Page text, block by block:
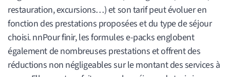
restauration, excursions…) et son tarif peut évoluer en
fonction des prestations proposées et du type de séjour
choisi. nnPour finir, les formules e-packs englobent
également de nombreuses prestations et offrent des
réductions non négligeables sur le montant des services à